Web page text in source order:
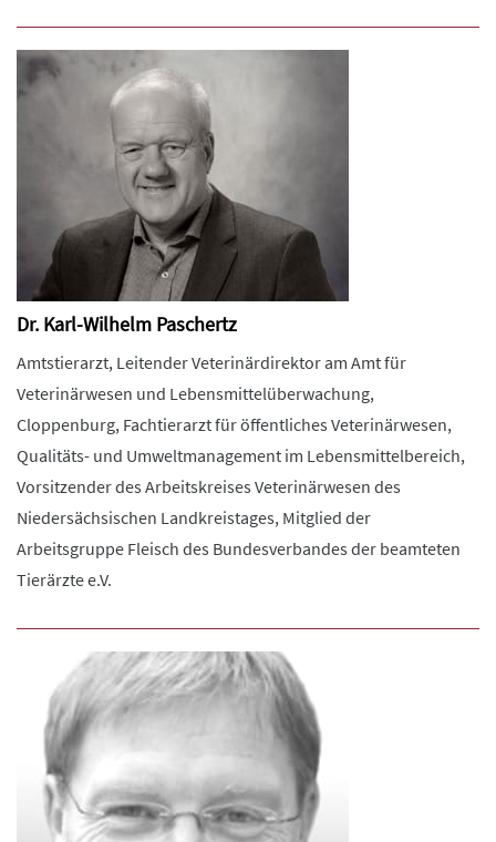
Dr. Karl-Wilhelm Paschertz
Amtstierarzt, Leitender Veterinärdirektor am Amt für
Veterinärwesen und Lebensmittelüberwachung,
Cloppenburg, Fachtierarzt für öffentliches Veterinärwesen,
Qualitäts- und Umweltmanagement im Lebensmittelbereich,
Vorsitzender des Arbeitskreises Veterinärwesen des
Niedersächsischen Landkreistages, Mitglied der
Arbeitsgruppe Fleisch des Bundesverbandes der beamteten
Tierärzte e.V.